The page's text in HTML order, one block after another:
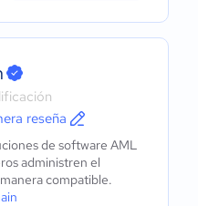
reseña
de software AML
administren el
compatible.